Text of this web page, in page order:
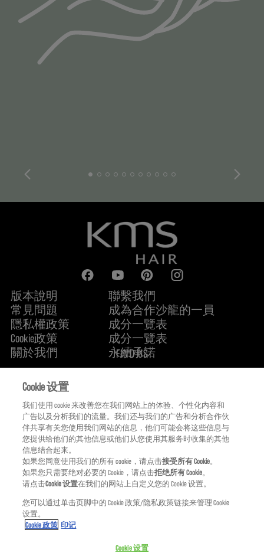
版本說明
常見問題
隱私權政策
Cookie政策
關於我們
聯繫我們
成為合作沙龍的一員
成分一覽表
成分一覽表
永續承諾
FIND US
KMS IS A PART OF
© COPYRIGHT 2024 KMS HAIR. ALL RIGHTS RESERVED.
Cookie 设置
我们使用 cookie 来改善您在我们网站上的体验、个性化内容和
广告以及分析我们的流量。我们还与我们的广告和分析合作伙
伴共享有关您使用我们网站的信息，他们可能会将这些信息与
您提供给他们的其他信息或他们从您使用其服务时收集的其他
信息结合起来。
如果您同意使用我们的所有 cookie，请点击接受所有 Cookie。
如果您只需要绝对必要的 Cookie，请点击拒绝所有 Cookie。
请点击Cookie 设置在我们的网站上自定义您的 Cookie 设置。
您可以通过单击页脚中的 Cookie 政策/隐私政策链接来管理 Cookie
设置。
Cookie 政策 印记
Cookie 设置